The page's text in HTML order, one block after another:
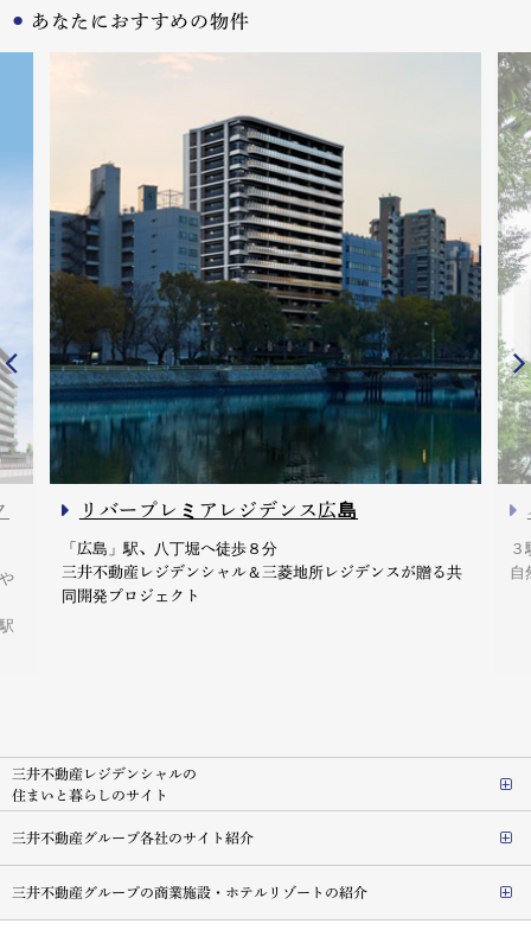
あなたにおすすめの物件
リバープレミアレジデンス広島
「広島」駅、八丁堀へ徒歩８分
三井不動産レジデンシャル＆三菱地所レジデンスが贈る共
同開発プロジェクト
３
自
三井不動産レジデンシャルの
住まいと暮らしのサイト
三井不動産グループ各社のサイト紹介
三井不動産グループの商業施設・ホテルリゾートの紹介